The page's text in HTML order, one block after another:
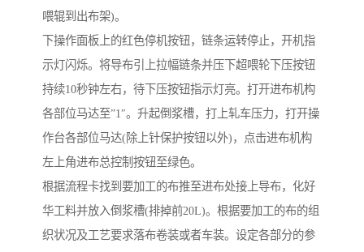
喂辊到出布架)。
下操作面板上的红色停机按钮，链条运转停止，开机指
示灯闪烁。将导布引上拉幅链条并压下超喂轮下压按钮
持续10秒钟左右，待下压按钮指示灯亮。打开进布机构
各部位马达至”1″。升起倒浆槽，打上轧车压力，打开操
作台各部位马达(除上针保护按钮以外)，点击进布机构
左上角进布总控制按钮至绿色。
根据流程卡找到要加工的布推至进布处接上导布，化好
华工料并放入倒浆槽(排掉前20L)。根据要加工的布的组
织状况及工艺要求落布卷装或者车装。设定各部分的参